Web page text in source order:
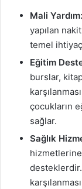
Mali Yardım:
yapılan
temel
Eğitim
burslar,
çocukların
sağlar.
Sağlık